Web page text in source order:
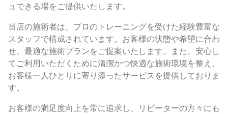
ュできる場をご提供いたします。
当店の施術者は、プロのトレーニングを受けた経験豊富な
スタッフで構成されています。お客様の状態や希望に合わ
せ、最適な施術プランをご提案いたします。また、安心し
てご利用いただくために清潔かつ快適な施術環境を整え、
お客様一人ひとりに寄り添ったサービスを提供しておりま
す。
お客様の満足度向上を常に追求し、リピーターの方々にも